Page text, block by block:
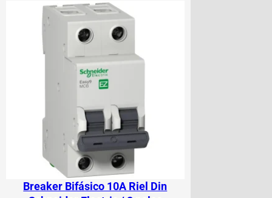
Breaker Bifásico 10A Riel Din